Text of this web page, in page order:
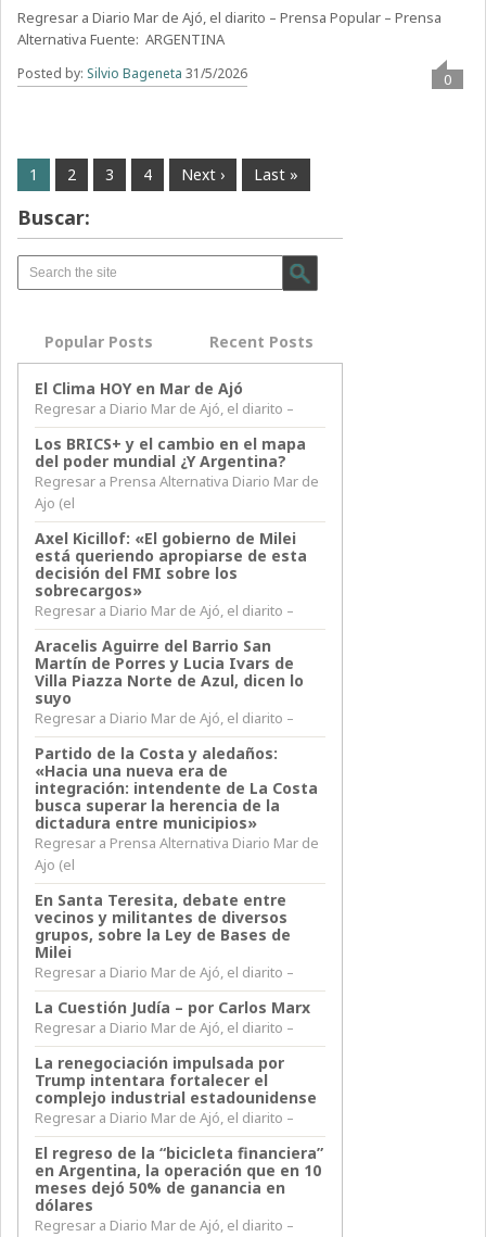
Regresar a Diario Mar de Ajó, el diarito – Prensa Popular – Prensa
Alternativa Fuente: ARGENTINA
Posted by: Silvio Bageneta 31/5/2026 0
1 2 3 4 Next › Last »
Buscar:
Popular Posts Recent Posts
El Clima HOY en Mar de Ajó
Regresar a Diario Mar de Ajó, el diarito –
Los BRICS+ y el cambio en el mapa
del poder mundial ¿Y Argentina?
Regresar a Prensa Alternativa Diario Mar de
Ajo (el
Axel Kicillof: «El gobierno de Milei
está queriendo apropiarse de esta
decisión del FMI sobre los
sobrecargos»
Regresar a Diario Mar de Ajó, el diarito –
Aracelis Aguirre del Barrio San
Martín de Porres y Lucia Ivars de
Villa Piazza Norte de Azul, dicen lo
suyo
Regresar a Diario Mar de Ajó, el diarito –
Partido de la Costa y aledaños:
«Hacia una nueva era de
integración: intendente de La Costa
busca superar la herencia de la
dictadura entre municipios»
Regresar a Prensa Alternativa Diario Mar de
Ajo (el
En Santa Teresita, debate entre
vecinos y militantes de diversos
grupos, sobre la Ley de Bases de
Milei
Regresar a Diario Mar de Ajó, el diarito –
La Cuestión Judía – por Carlos Marx
Regresar a Diario Mar de Ajó, el diarito –
La renegociación impulsada por
Trump intentara fortalecer el
complejo industrial estadounidense
Regresar a Diario Mar de Ajó, el diarito –
El regreso de la “bicicleta financiera”
en Argentina, la operación que en 10
meses dejó 50% de ganancia en
dólares
Regresar a Diario Mar de Ajó, el diarito –